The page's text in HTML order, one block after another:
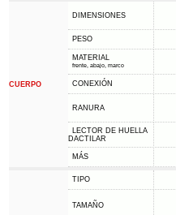
CUERPO
DIMENSIONES
PESO
MATERIAL
frente, abajo, marco
CONEXIÓN
RANURA
LECTOR DE HUELLA
DACTILAR
MÁS
TIPO
TAMAÑO